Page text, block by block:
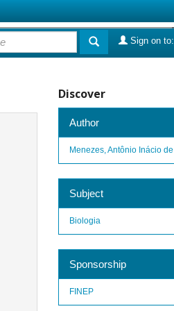
Sign on to:
Discover
Author
Menezes, Antônio Inácio de
Subject
Biologia
Sponsorship
FINEP